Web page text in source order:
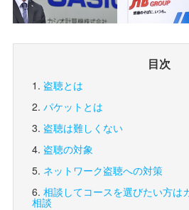
目次
盗聴とは
パケットとは
盗聴は難しくない
盗聴の対象
ネットワーク盗聴への対策
相談してコースを選びたい方は
相談